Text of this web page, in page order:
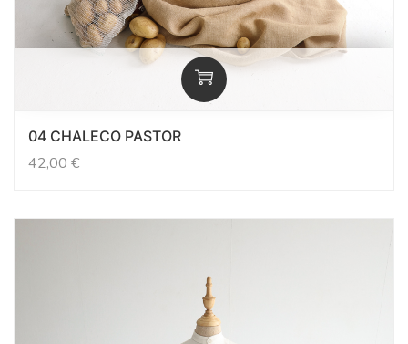
04 CHALECO PASTOR
42,00 €